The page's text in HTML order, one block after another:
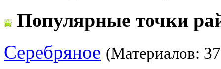
Популярные точки
Серебряное (Материалов: